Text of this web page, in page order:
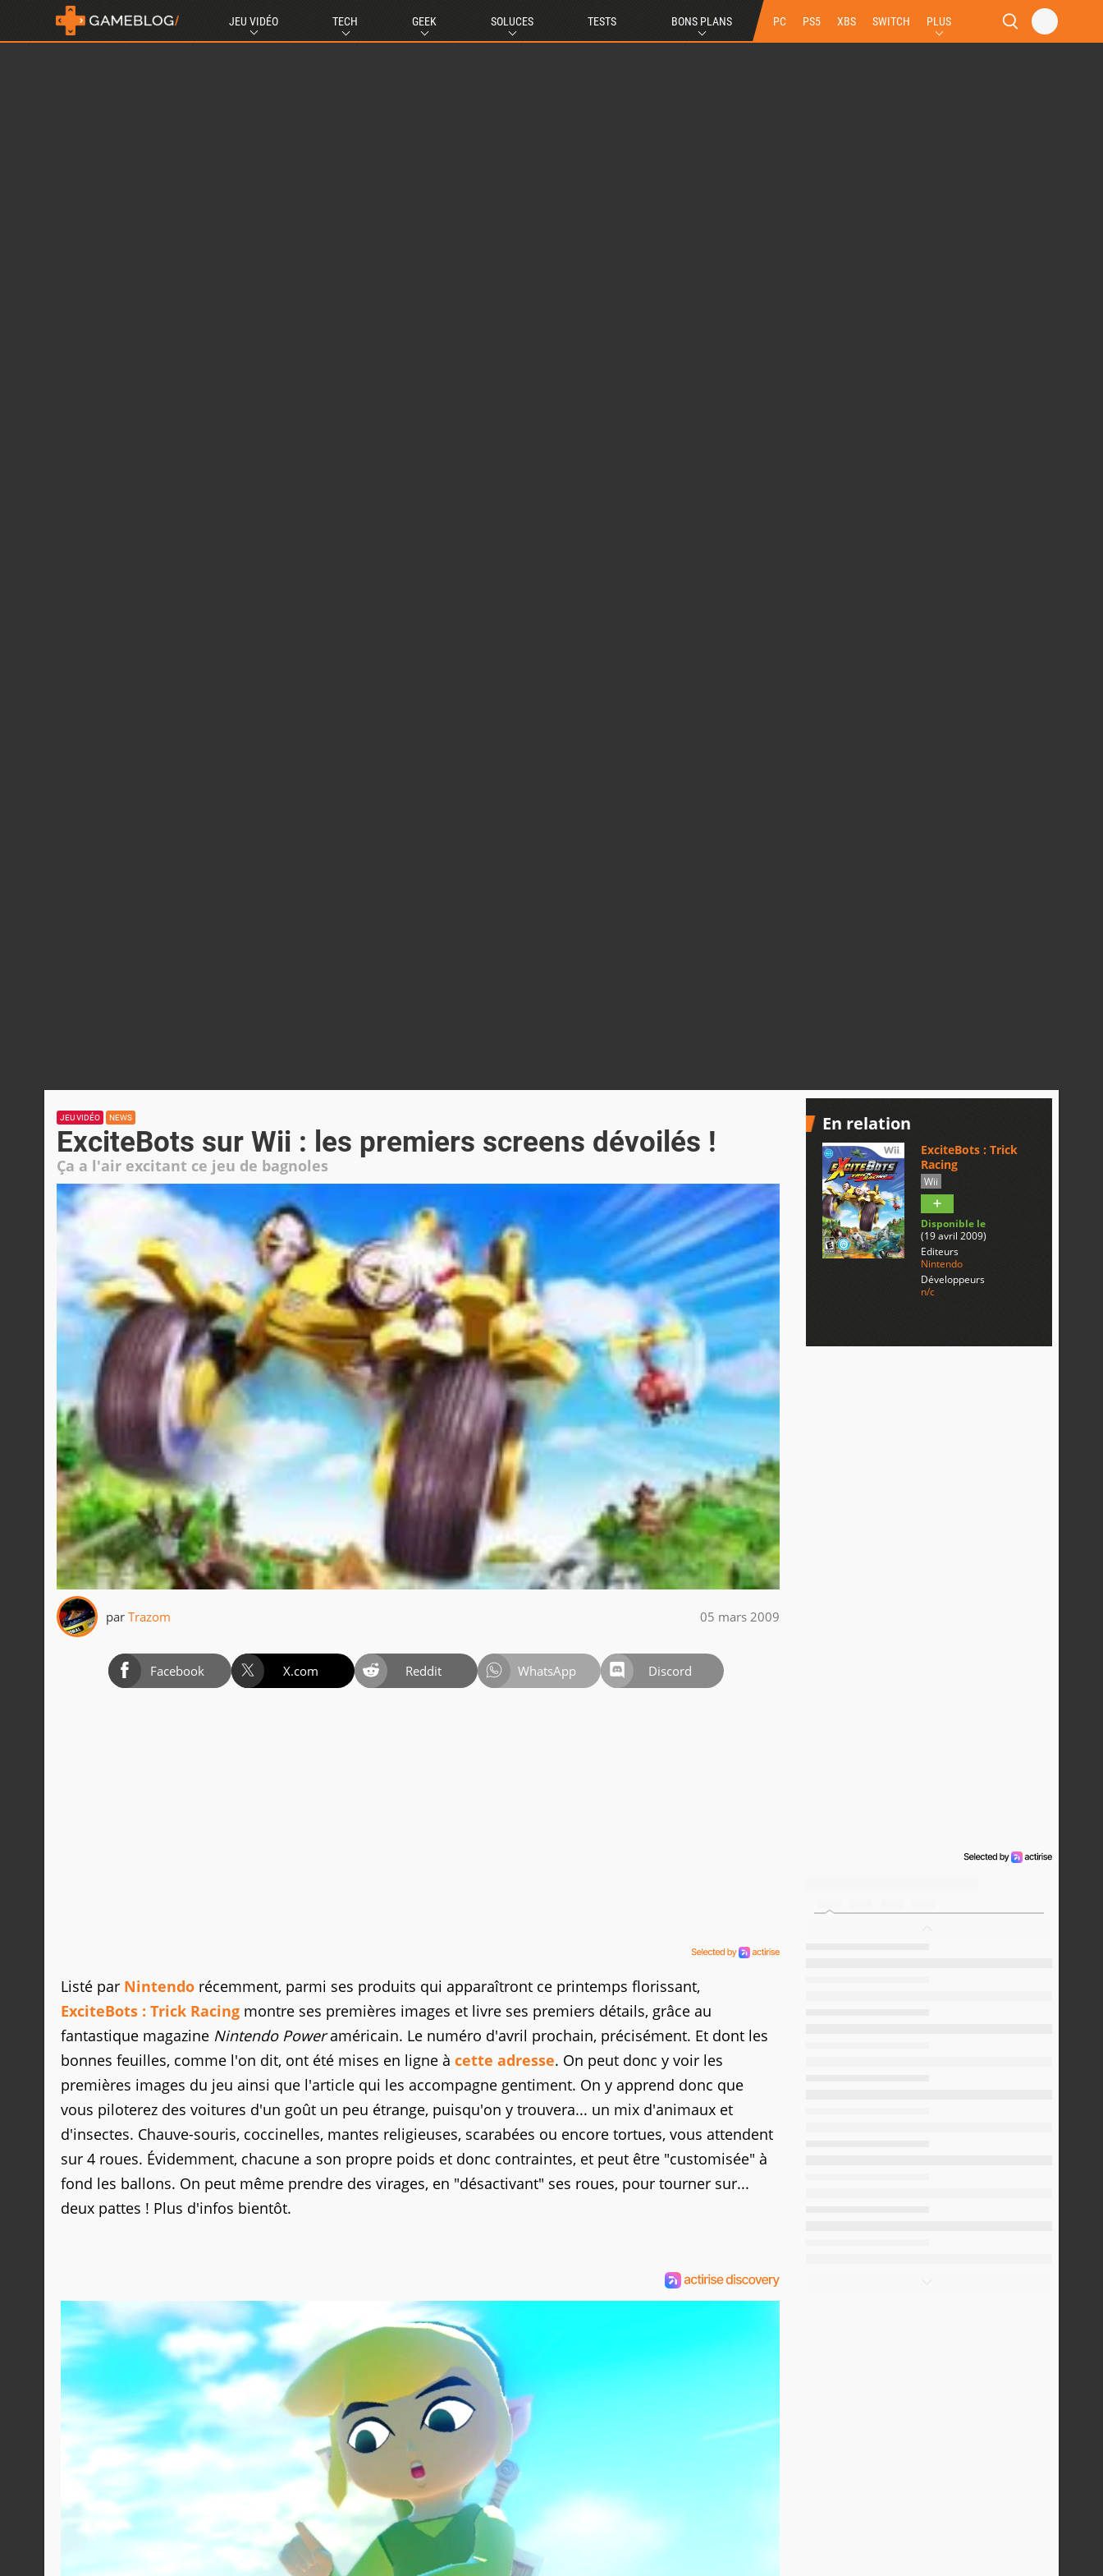
JEU VIDÉO TECH GEEK SOLUCES TESTS BONS PLANS PC PS5 XBS SWITCH PLUS
JEU VIDÉO NEWS
ExciteBots sur Wii : les premiers screens dévoilés !
Ça a l'air excitant ce jeu de bagnoles
par Trazom 05 mars 2009
Facebook X.com Reddit WhatsApp Discord
Listé par Nintendo récemment, parmi ses produits qui apparaîtront ce printemps florissant,
ExciteBots : Trick Racing montre ses premières images et livre ses premiers détails, grâce au
fantastique magazine Nintendo Poweraméricain. Le numéro d'avril prochain, précisément. Et dont les
bonnes feuilles, comme l'on dit, ont été mises en ligne à cette adresse. On peut donc y voir les
premières images du jeu ainsi que l'article qui les accompagne gentiment. On y apprend donc que
vous piloterez des voitures d'un goût un peu étrange, puisqu'on y trouvera... un mix d'animaux et
d'insectes. Chauve-souris, coccinelles, mantes religieuses, scarabées ou encore tortues, vous attendent
sur 4 roues. Évidemment, chacune a son propre poids et donc contraintes, et peut être "customisée" à
fond les ballons. On peut même prendre des virages, en "désactivant" ses roues, pour tourner sur...
deux pattes ! Plus d'infos bientôt.
En relation
ExciteBots : Trick
Racing
Wii
Disponible le
(19 avril 2009)
Editeurs
Nintendo
Développeurs
n/c